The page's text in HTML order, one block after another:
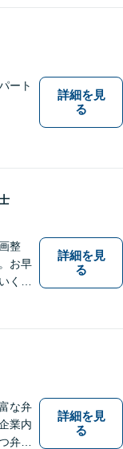
ート
詳細を見
る
整
お早
く解
たの
ート
休日
】
詳細を見
る
な弁
業内
弁護
詳細を見
る